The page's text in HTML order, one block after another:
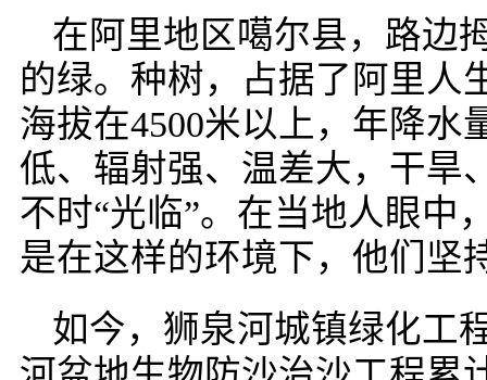
在阿里地区噶尔县，路边
的绿。种树，占据了阿里人
海拔在4500米以上，年降水
低、辐射强、温差大，干旱
不时“光临”。在当地人眼中
是在这样的环境下，他们坚
如今，狮泉河城镇绿化工